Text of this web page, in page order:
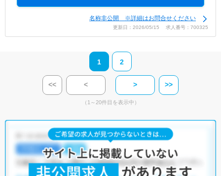
名称非公開 ※詳細はお問合せください
更新日：2026/05/15 求人番号：700325
1 2
<< < > >>
（1～20件目を表示中）